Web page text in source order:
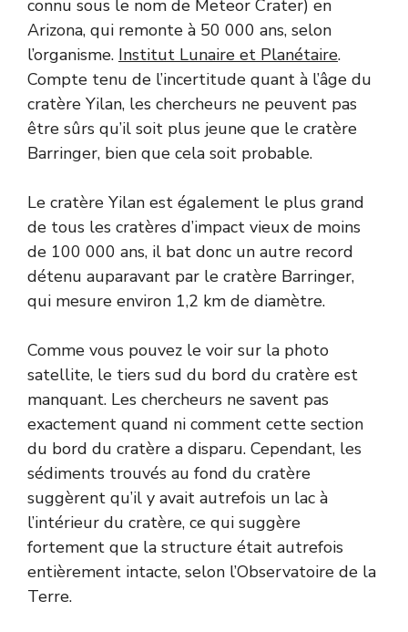
connu sous le nom de Meteor Crater) en
Arizona, qui remonte à 50 000 ans, selon
l’organisme. Institut Lunaire et Planétaire.
Compte tenu de l’incertitude quant à l’âge du
cratère Yilan, les chercheurs ne peuvent pas
être sûrs qu’il soit plus jeune que le cratère
Barringer, bien que cela soit probable.
Le cratère Yilan est également le plus grand
de tous les cratères d’impact vieux de moins
de 100 000 ans, il bat donc un autre record
détenu auparavant par le cratère Barringer,
qui mesure environ 1,2 km de diamètre.
Comme vous pouvez le voir sur la photo
satellite, le tiers sud du bord du cratère est
manquant. Les chercheurs ne savent pas
exactement quand ni comment cette section
du bord du cratère a disparu. Cependant, les
sédiments trouvés au fond du cratère
suggèrent qu’il y avait autrefois un lac à
l’intérieur du cratère, ce qui suggère
fortement que la structure était autrefois
entièrement intacte, selon l’Observatoire de la
Terre.